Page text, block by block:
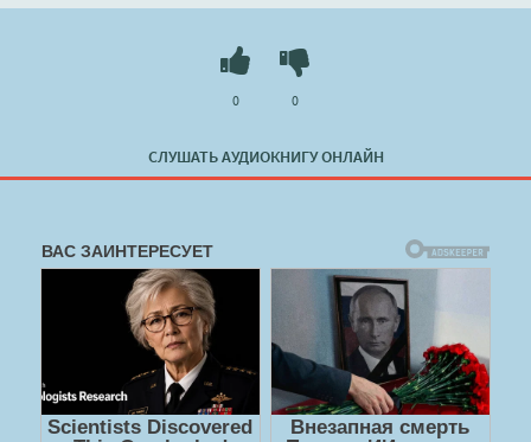
СЛУШАТЬ АУДИОКНИГУ ОНЛАЙН
0 0